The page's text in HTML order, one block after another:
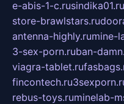
e-abis-1-c.rusindika01.ru
store-brawlstars.ru
antenna-highly.rumine-
3-sex-porn.ruban-
viagra-tablet.ru
fincontech.ru
rebus-toys.ruminelab-